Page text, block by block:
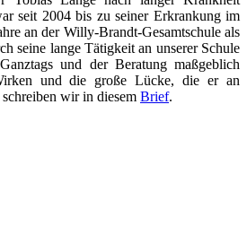
seit 2004 bis zu seiner Erkrankung im
an der Willy-Brandt-Gesamtschule als
seine lange Tätigkeit an unserer Schule
und der Beratung maßgeblich
und die große Lücke, die er an
wir in diesem Brief.